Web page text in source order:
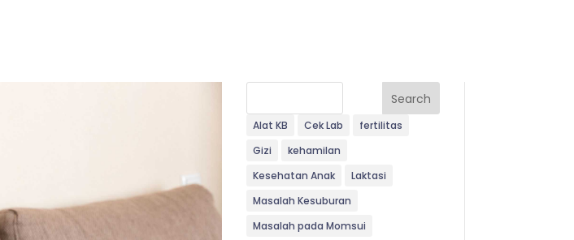
Search
Alat KB Cek Lab
fertilitas
Gizi
kehamilan
Kesehatan Anak
Laktasi
Masalah Kesuburan
Masalah pada Momsui